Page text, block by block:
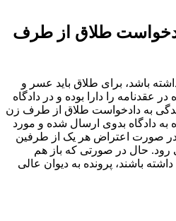
طلاق از طرف
باشد، برای طلاق باید عسر و
عقدنامه را دارا بوده و در دادگاه
به دادخواست طلاق از طرف زن
به دادگاه بدوی ارسال شده و مورد
صورت اعتراض هر یک از طرفین
رود. حال در صورتی که باز هم
باشند، پرونده به دیوان عالی